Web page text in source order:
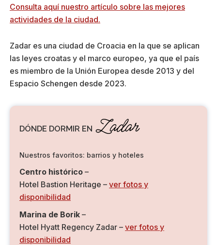
Consulta aquí nuestro artículo sobre las mejores
actividades de la ciudad.
Zadar es una ciudad de Croacia en la que se aplican
las leyes croatas y el marco europeo, ya que el país
es miembro de la Unión Europea desde 2013 y del
Espacio Schengen desde 2023.
DÓNDE DORMIR EN Zadar
Nuestros favoritos: barrios y hoteles
Centro histórico –
Hotel Bastion Heritage – ver fotos y
disponibilidad
Marina de Borik –
Hotel Hyatt Regency Zadar – ver fotos y
disponibilidad